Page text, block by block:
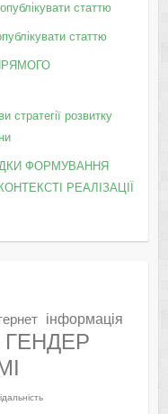
статтю
статтю
стратегії розвитку
ФОРМУВАННЯ
РЕАЛІЗАЦІЇ
інформація
ГЕНДЕР